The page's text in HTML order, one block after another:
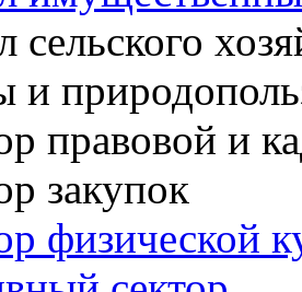
сельского
и
правовой и
закупок
физической